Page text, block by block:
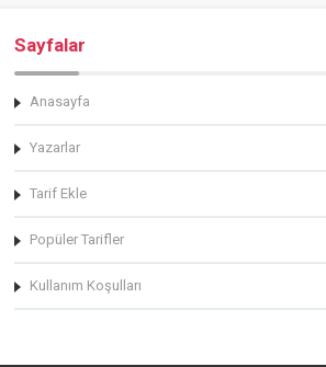
Sayfalar
Anasayfa
Yazarlar
Tarif Ekle
Popüler Tarifler
Kullanım Koşulları